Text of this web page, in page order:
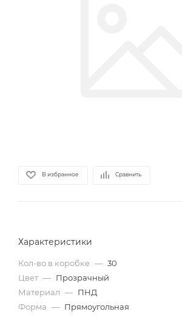
В избранное Сравнить
Характеристики
Кол-во в коробке — 30
Цвет — Прозрачный
Материал — ПНД
Форма — Прямоугольная